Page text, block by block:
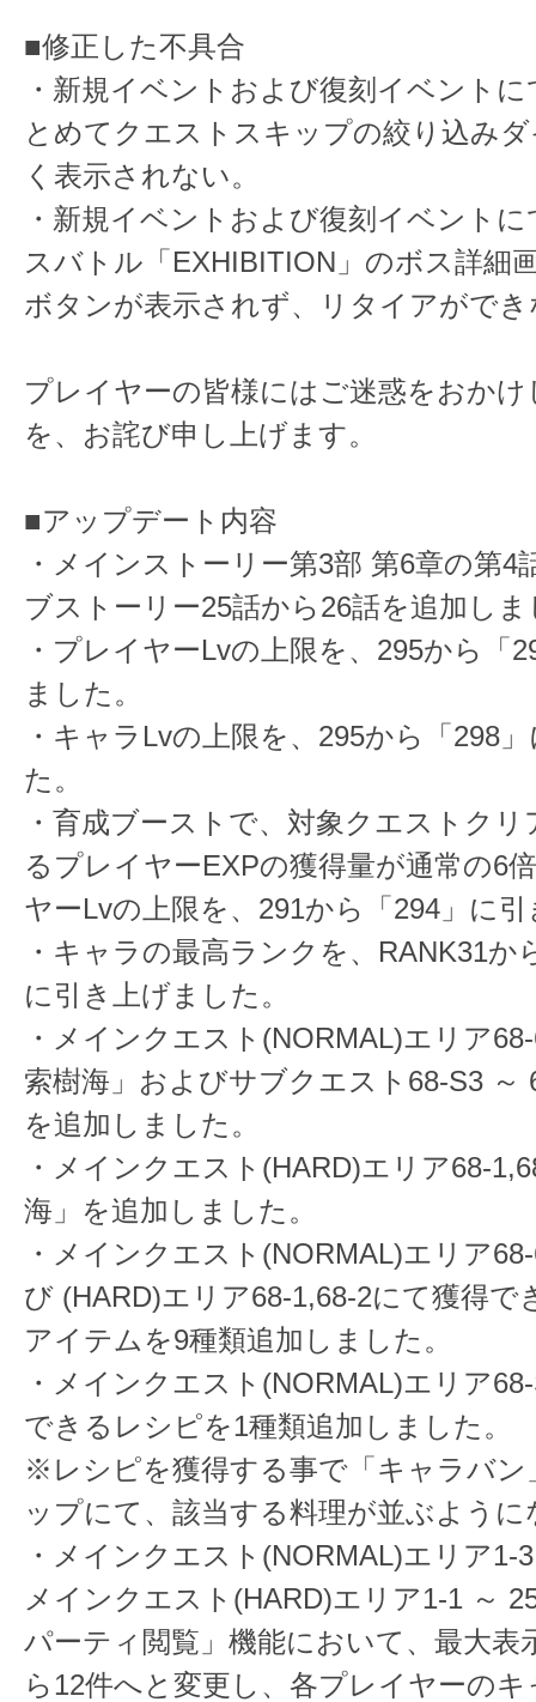
■修正した不具合
・新規イベントおよび復刻イベント
とめてクエストスキップの絞り込み
く表示されない。
・新規イベントおよび復刻イベント
スバトル「EXHIBITION」のボス詳細
ボタンが表示されず、リタイアがで
プレイヤーの皆様にはご迷惑をおか
を、お詫び申し上げます。
■アップデート内容
・メインストーリー第3部 第6章の第4
ブストーリー25話から26話を追加し
・プレイヤーLvの上限を、295から「
ました。
・キャラLvの上限を、295から「298
た。
・育成ブーストで、対象クエストク
るプレイヤーEXPの獲得量が通常の6
ヤーLvの上限を、291から「294」に
・キャラの最高ランクを、RANK31か
に引き上げました。
・メインクエスト(NORMAL)エリア
索樹海」およびサブクエスト68-S3 ～
を追加しました。
・メインクエスト(HARD)エリア68-
海」を追加しました。
・メインクエスト(NORMAL)エリア
び (HARD)エリア68-1,68-2にて獲得で
アイテムを9種類追加しました。
・メインクエスト(NORMAL)エリア
できるレシピを1種類追加しました。
※レシピを獲得する事で「キャラバン
ップにて、該当する料理が並ぶように
・メインクエスト(NORMAL)エリア1-
メインクエスト(HARD)エリア1-1 ～
パーティ閲覧」機能において、最大表
ら12件へと変更し、各プレイヤーの